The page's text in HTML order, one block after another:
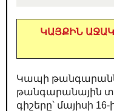
ԿԱՅՔԻՆ
Կապի թանգարանն
թանգարանային
գիշերը՝ մայիսի